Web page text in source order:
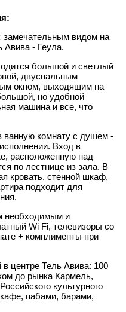
замечательным видом на
Авива - Геула.
большой и светлый
двуспальным
окном, выходящим на
но удобной
машина и все, что
ванную комнату с душем -
Вход в
расположенную над
по лестнице из зала. В
кровать, стенной шкаф,
подходит для
необходимым и
Wi Fi, телевизоры со
+ комплименты при
центре Тель Авива: 100
до рынка Кармель,
культурного
пабами, барами,